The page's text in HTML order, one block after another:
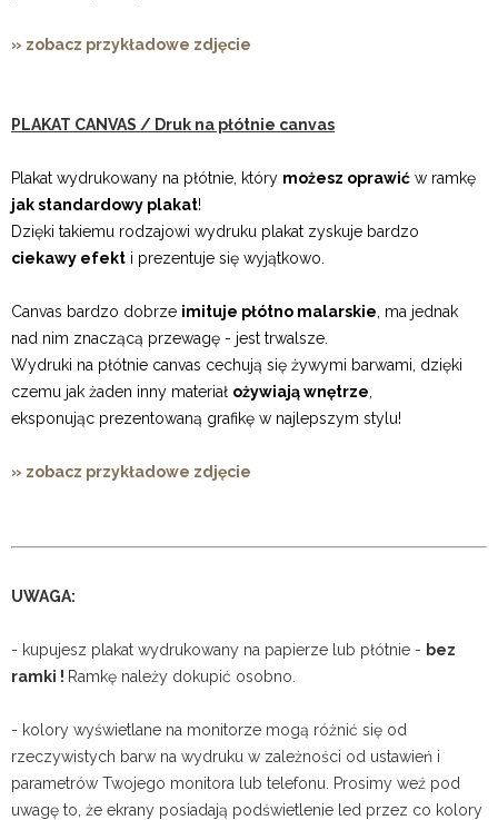
» zobacz przykładowe zdjęcie
PLAKAT CANVAS / Druk na płótnie canvas
Plakat wydrukowany na płótnie, który możesz oprawić w ramkę
jak standardowy plakat!
Dzięki takiemu rodzajowi wydruku plakat zyskuje bardzo
ciekawy efekt i prezentuje się wyjątkowo.
Canvas bardzo dobrze imituje płótno malarskie , ma jednak
nad nim znaczącą przewagę - jest trwalsze.
Wydruki na płótnie canvas cechują się żywymi barwami, dzięki
czemu jak żaden inny materiał ożywiają wnętrze
eksponując prezentowaną grafikę w najlepszym stylu!
» zobacz przykładowe zdjęcie
UWAGA:
- kupujesz plakat wydrukowany na papierze lub płótnie - bez
ramki ! Ramkę należy dokupić osobno.
- kolory wyświetlane na monitorze mogą różnić się od
rzeczywistych barw na wydruku w zależności od ustawień i
parametrów Twojego monitora lub telefonu. Prosimy weź pod
uwagę to, że ekrany posiadają podświetlenie led przez co kolory